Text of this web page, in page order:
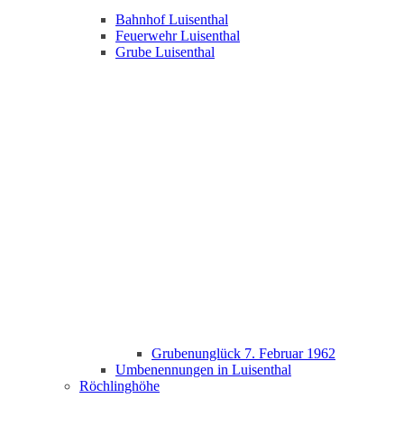
Bahnhof Luisenthal
Feuerwehr Luisenthal
Grube Luisenthal
Grubenunglück 7. Februar 1962
Umbenennungen in Luisenthal
Röchlinghöhe